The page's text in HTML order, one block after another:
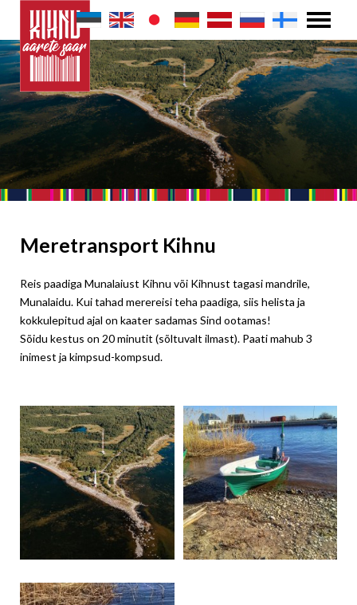
Meretransport Kihnu
Reis paadiga Munalaiust Kihnu või Kihnust tagasi mandrile,
Munalaidu. Kui tahad merereisi teha paadiga, siis helista ja
kokkulepitud ajal on kaater sadamas Sind ootamas!
Sõidu kestus on 20 minutit (sõltuvalt ilmast). Paati mahub 3
inimest ja kimpsud-kompsud.